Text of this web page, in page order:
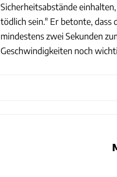
Sicherheitsabstände
tödlich sein." Er betonte, dass
mindestens zwei Sekunden
Geschwindigkeiten noch